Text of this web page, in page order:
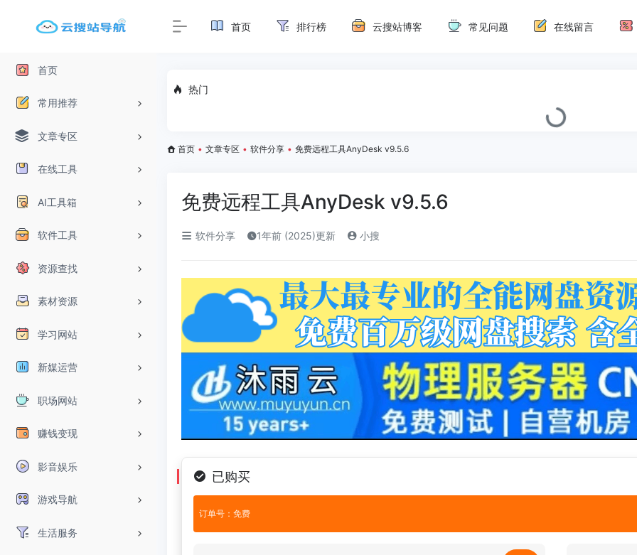
首页
常用推荐
文章专区
在线工具
AI工具箱
软件工具
资源查找
素材资源
学习网站
新媒运营
职场网站
赚钱变现
影音娱乐
游戏导航
生活服务
首页 排行榜 云搜站博客 常见问题 在线留言
热门
首页 • 文章专区 • 软件分享 • 免费远程工具AnyDesk v9.5.6
免费远程工具AnyDesk v9.5.6
软件分享 1年前 (2025)更新 小搜
已购买
订单号：免费